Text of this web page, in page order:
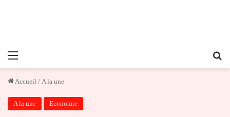
Menu
Accueil / A la une
A la une Economie